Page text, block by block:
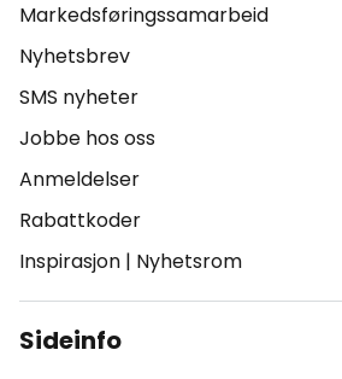
Markedsføringssamarbeid
Nyhetsbrev
SMS nyheter
Jobbe hos oss
Anmeldelser
Rabattkoder
Inspirasjon | Nyhetsrom
Sideinfo